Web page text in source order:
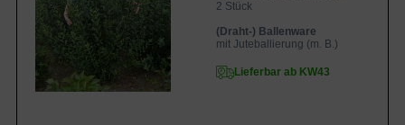
Unterseite der Blätter ist in einem helleren Grünton
gefärbt. In der herbstlichen Jahreszeit verfärben sich die
Blätter etwas dunkler. Sie bekommen eine leicht violette bis
schwarze Färbung. Das dunkle Grün steht jedoch noch im
2 Stück
(Draht-) Ballenware
mit Juteballierung (m. B.)
Lieferbar ab KW43